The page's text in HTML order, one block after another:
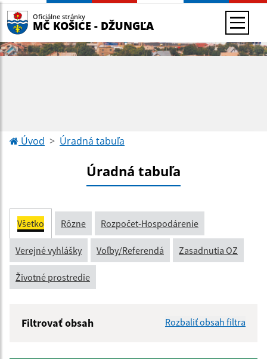
Oficiálne stránky
MČ KOŠICE - DŽUNGĽA
Úvod Úradná tabuľa
Úradná tabuľa
Všetko Rôzne Rozpočet-Hospodárenie
Verejné vyhlášky Voľby/Referendá Zasadnutia OZ
Životné prostredie
Filtrovať obsah Rozbaliť obsah filtra